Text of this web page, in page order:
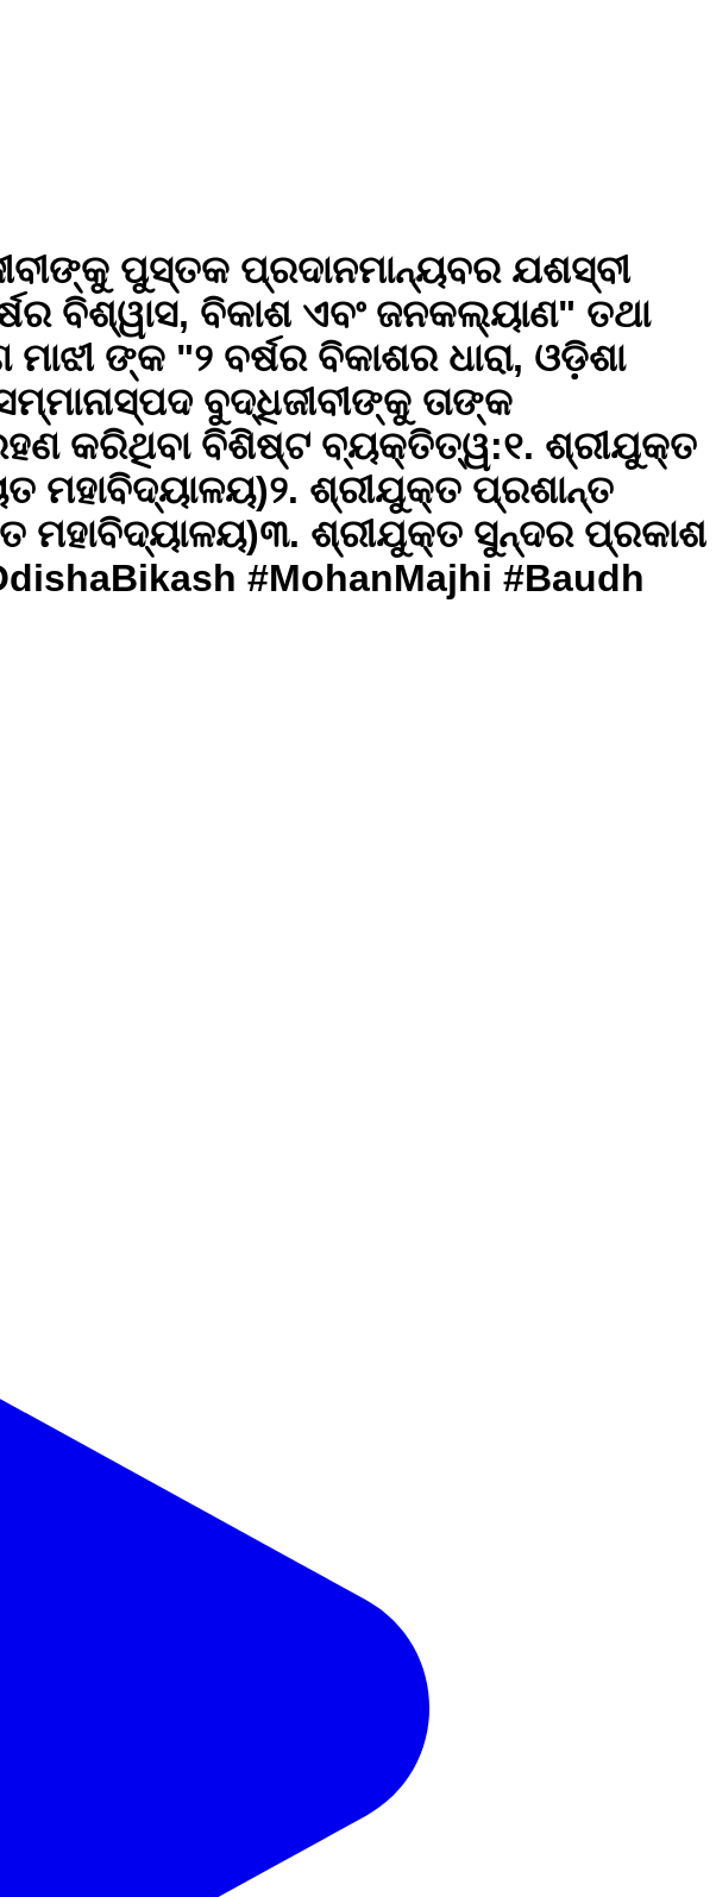
ପୁସ୍ତକ ପ୍ରଦାନ ​ ​ମାନ୍ୟବର ଯଶସ୍ବୀ
ବିଶ୍ୱାସ, ବିକାଶ ଏବଂ ଜନକଲ୍ୟାଣ" ତଥା
ଙ୍କ "୨ ବର୍ଷର ବିକାଶର ଧାରା, ଓଡ଼ିଶା
ବୁଦ୍ଧିଜୀବୀଙ୍କୁ ତାଙ୍କ
କରିଥିବା ବିଶିଷ୍ଟ ବ୍ୟକ୍ତିତ୍ୱ: ​୧. ଶ୍ରୀଯୁକ୍ତ
​୨. ଶ୍ରୀଯୁକ୍ତ ପ୍ରଶାନ୍ତ
ମହାବିଦ୍ୟାଳୟ) ​୩. ଶ୍ରୀଯୁକ୍ତ ସୁନ୍ଦର ପ୍ରକାଶ
#MohanMajhi #Baudh